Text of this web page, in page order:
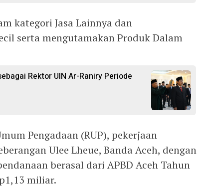
kategori Jasa Lainnya dan
serta mengutamakan Produk Dalam
Rektor UIN Ar-Raniry Periode
Pengadaan (RUP), pekerjaan
Ulee Lheue, Banda Aceh, dengan
berasal dari APBD Aceh Tahun
miliar.